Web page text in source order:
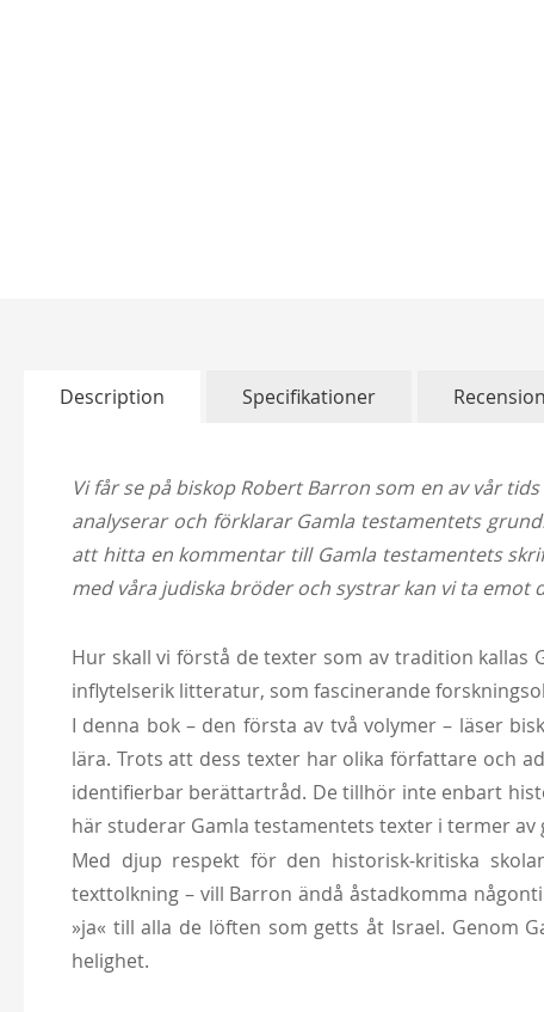
Description
Vi får se på biskop Robert Barron som en av vår
analyserar och förklarar Gamla testamentets
att hitta en kommentar till Gamla testamentets
med våra judiska bröder och systrar kan vi ta emot
Hur skall vi förstå de texter som av tradition kallas
inflytelserik litteratur, som fascinerande
I denna bok – den första av två volymer – läser
lära. Trots att dess texter har olika författare och
identifierbar berättartråd. De tillhör inte enbart
här studerar Gamla testamentets texter i termer
Med djup respekt för den historisk-kritiska
texttolkning – vill Barron ändå åstadkomma
»ja« till alla de löften som getts åt Israel. Genom
helighet.
Specifikationer